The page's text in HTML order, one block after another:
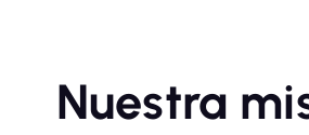
Nuestra